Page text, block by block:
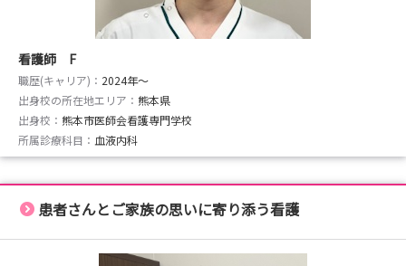
看護師 F
職歴(キャリア)： 2024年〜
出身校の所在地エリア： 熊本県
出身校： 熊本市医師会看護専門学校
所属診療科目： 血液内科
患者さんとご家族の思いに寄り添う看護